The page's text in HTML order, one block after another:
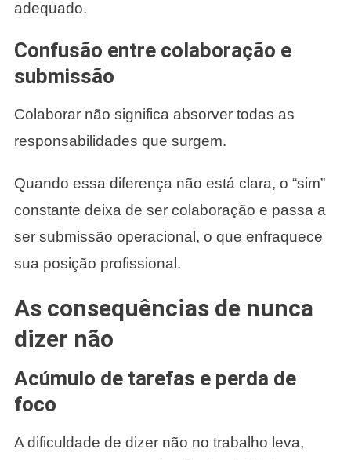
adequado.
Confusão entre colaboração e
submissão
Colaborar não significa absorver todas as
responsabilidades que surgem.
Quando essa diferença não está clara, o “sim”
constante deixa de ser colaboração e passa a
ser submissão operacional, o que enfraquece
sua posição profissional.
As consequências de nunca
dizer não
Acúmulo de tarefas e perda de
foco
A dificuldade de dizer não no trabalho leva,